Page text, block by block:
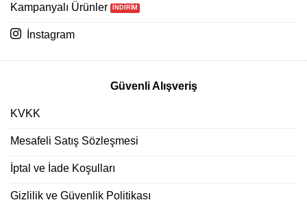
Kampanyalı Ürünler
İnstagram
Güvenli Alışveriş
KVKK
Mesafeli Satış Sözleşmesi
İptal ve İade Koşulları
Gizlilik ve Güvenlik Politikası